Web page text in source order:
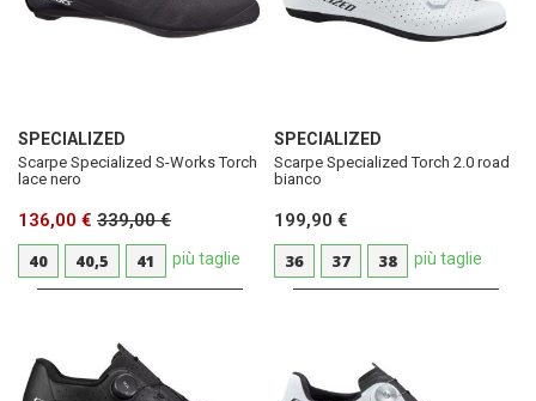
SPECIALIZED
Scarpe Specialized S-Works Torch
lace nero
136,00 € 339,00 €
40
40,5 41 più taglie
SPECIALIZED
Scarpe Specialized Torch 2.0 road
bianco
199,90 €
36
37 38 più taglie